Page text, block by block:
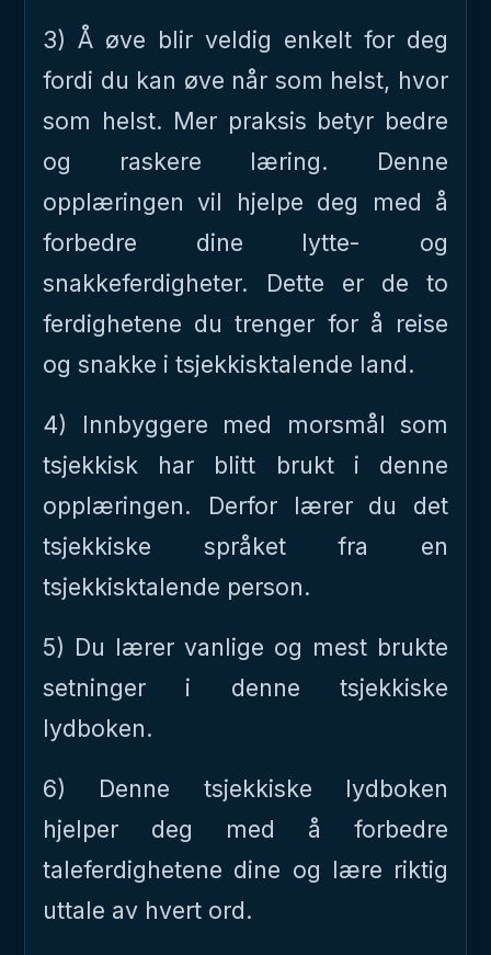
3) Å øve blir veldig enkelt for deg
fordi du kan øve når som helst, hvor
som helst. Mer praksis betyr bedre
og raskere læring. Denne
opplæringen vil hjelpe deg med å
forbedre dine lytte- og
snakkeferdigheter. Dette er de to
ferdighetene du trenger for å reise
og snakke i tsjekkisktalende land.
4) Innbyggere med morsmål som
tsjekkisk har blitt brukt i denne
opplæringen. Derfor lærer du det
tsjekkiske språket fra en
tsjekkisktalende person.
5) Du lærer vanlige og mest brukte
setninger i denne tsjekkiske
lydboken.
6) Denne tsjekkiske lydboken
hjelper deg med å forbedre
taleferdighetene dine og lære riktig
uttale av hvert ord.